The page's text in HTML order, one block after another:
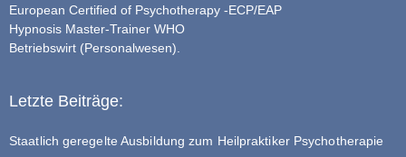
European Certified of Psychotherapy -ECP/EAP
Hypnosis Master-Trainer WHO
Betriebswirt (Personalwesen).
Letzte Beiträge:
Staatlich geregelte Ausbildung zum Heilpraktiker Psychotherapie